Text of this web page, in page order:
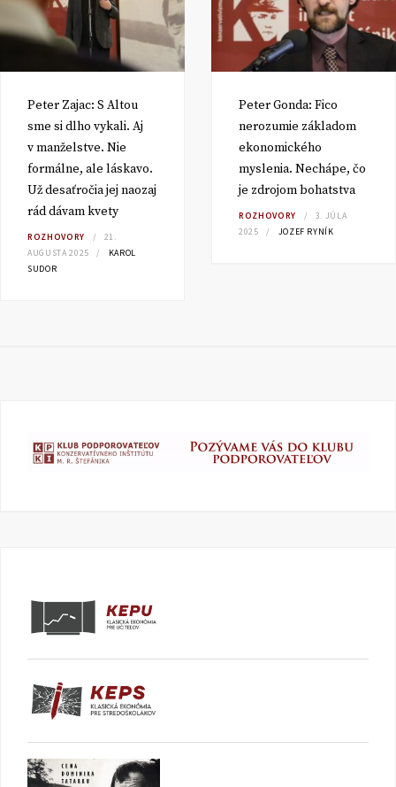
Peter Zajac: S Altou
sme si dlho vykali. Aj
v manželstve. Nie
formálne, ale láskavo.
Už desaťročia jej naozaj
rád dávam kvety
ROZHOVORY
21.
AUGUSTA 2025
KAROL
SUDOR
Peter Gonda: Fico
nerozumie základom
ekonomického
myslenia. Nechápe, čo
je zdrojom bohatstva
ROZHOVORY
3. JÚLA
2025
JOZEF RYNÍK